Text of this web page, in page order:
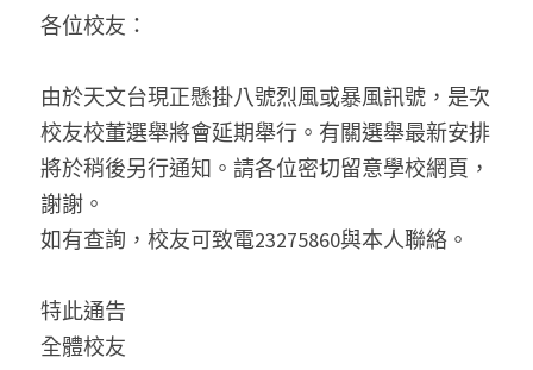
各位校友：
由於天文台現正懸掛八號烈風或暴風訊號，是次
校友校董選舉將會延期舉行。有關選舉最新安排
將於稍後另行通知。請各位密切留意學校網頁，
謝謝。
如有查詢，校友可致電23275860與本人聯絡。
特此通告
全體校友